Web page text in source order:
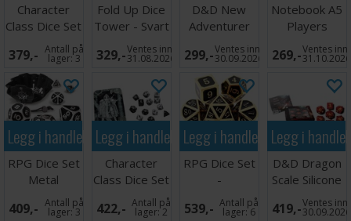
Character
Class Dice Set
- Rogue
379,- Antall på
lager:3
Fold Up Dice
Tower - Svart
329,-Ventes inn
31.08.2026
D&D New
Adventurer
Dice Set - Red
299,-Ventes inn
30.09.2026
Notebook A5
Players
Logbook - 2
Pack
269,-Ventes inn
31.10.2026
Legg i handlekurven
RPG Dice Set
Metal
409,- Antall på
lager:3
Legg i handlekurven
Character
Class Dice Set
- Fighter
422,- Antall på
lager:2
Legg i handlekurven
RPG Dice Set
-
Metal/Enamel
Black & Gold
539,- Antall på
lager:6
Legg i
D&D Dragon
Scale Silicone
Dice Set RED
419,-Ventes inn
30.09.2026